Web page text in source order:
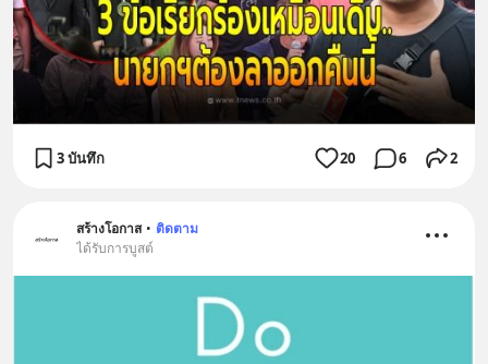
3 บันทึก 20 6 2
สร้างโอกาส • ติดตาม
ได้รับการบูสต์